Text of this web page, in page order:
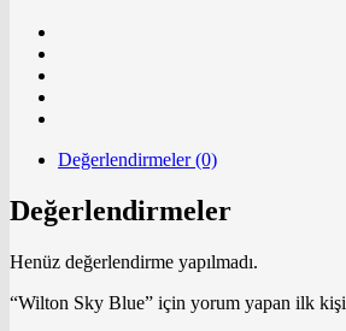
Değerlendirmeler (0)
Değerlendirmeler
Henüz değerlendirme yapılmadı.
“Wilton Sky Blue” için yorum yapan ilk